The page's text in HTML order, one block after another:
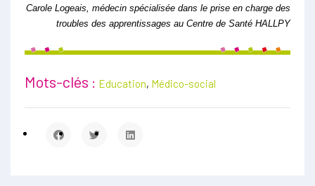
Carole Logeais, médecin spécialisée dans le prise en charge des
troubles des apprentissages au Centre de Santé HALLPY
Mots-clés : Education, Médico-social